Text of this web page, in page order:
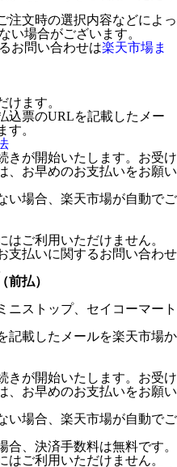
注文時の選択内容などによっ
い場合がございます。
お問い合わせは楽天市場ま
けます。
込票のURLを記載したメー
す。
きが開始いたします。お受け
、お早めのお支払いをお願い
い場合、楽天市場が自動でご
ご利用いただけません。
支払いに関するお問い合わせ
前払）
ニストップ、セイコーマート
記載したメールを楽天市場か
きが開始いたします。お受け
、お早めのお支払いをお願い
い場合、楽天市場が自動でご
、決済手数料は無料です。
ご利用いただけません。